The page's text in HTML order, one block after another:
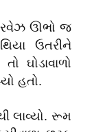
પરવેઝ ઊભો જ
ઉતરીને
ઘોડાવાળો
હતો.
લાવ્યો. રૂમ